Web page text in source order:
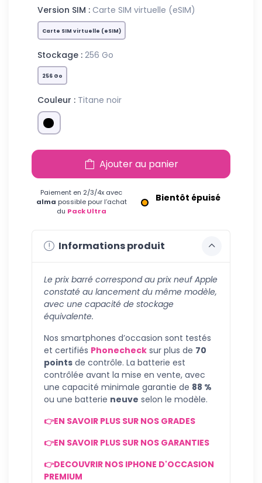
Version SIM : Carte SIM virtuelle (eSIM)
Carte SIM virtuelle (eSIM)
Stockage : 256 Go
256 Go
Couleur : Titane noir
Ajouter au panier
Paiement en 2/3/4x avec
alma possible pour l’achat
du Pack Ultra
Bientôt épuisé
Informations produit
Le prix barré correspond au prix neuf Apple
constaté au lancement du même modèle,
avec une capacité de stockage
équivalente.
Nos smartphones d’occasion sont testés
et certifiés Phonecheck sur plus de 70
points de contrôle. La batterie est
contrôlée avant la mise en vente, avec
une capacité minimale garantie de 88 %
ou une batterie neuve selon le modèle.
👉EN SAVOIR PLUS SUR NOS GRADES
👉EN SAVOIR PLUS SUR NOS GARANTIES
👉DECOUVRIR NOS IPHONE D'OCCASION
PREMIUM